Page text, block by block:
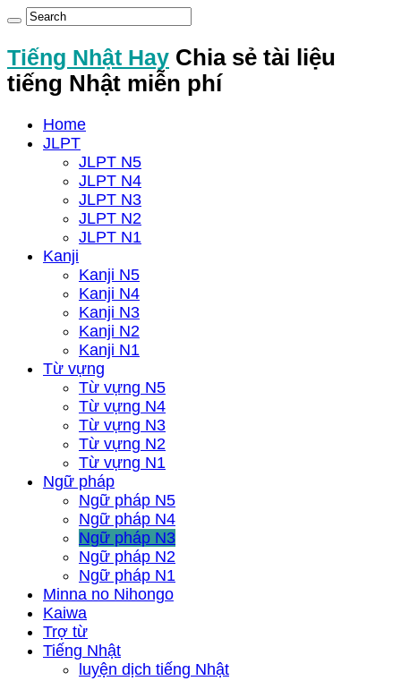
Tiếng Nhật Hay Chia sẻ tài liệu
tiếng Nhật miễn phí
Home
JLPT
JLPT N5
JLPT N4
JLPT N3
JLPT N2
JLPT N1
Kanji
Kanji N5
Kanji N4
Kanji N3
Kanji N2
Kanji N1
Từ vựng
Từ vựng N5
Từ vựng N4
Từ vựng N3
Từ vựng N2
Từ vựng N1
Ngữ pháp
Ngữ pháp N5
Ngữ pháp N4
Ngữ pháp N3
Ngữ pháp N2
Ngữ pháp N1
Minna no Nihongo
Kaiwa
Trợ từ
Tiếng Nhật
luyện dịch tiếng Nhật